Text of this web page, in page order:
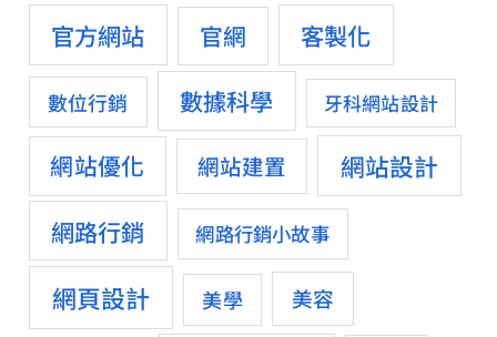
官方網站 官網 客製化
數位行銷 數據科學 牙科網站設計
網站優化 網站建置
網站設計
網路行銷
網路行銷小故事
網頁設計 美學 美容